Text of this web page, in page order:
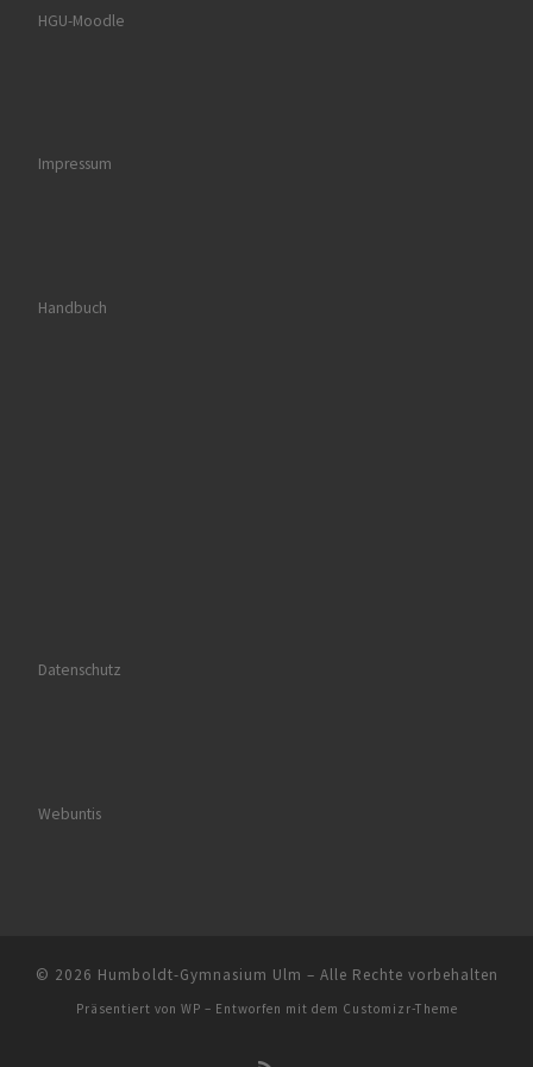
HGU-Moodle
Impressum
Handbuch
Datenschutz
Webuntis
© 2026 Humboldt-Gymnasium Ulm – Alle Rechte vorbehalten
Präsentiert von WP – Entworfen mit dem Customizr-Theme